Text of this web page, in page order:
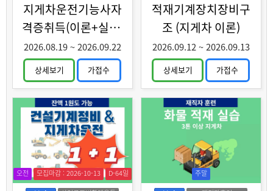
지게차운전기능사자
격증취득(이론+실기)
과정 A
2026.08.19~2026.09.22
상세보기 가접수
적재기계장치장비구
조 (지게차 이론)
2026.09.12~2026.09.13
상세보기 가접수
오전 모집마감 : 2026-10-13
D-64일
주말